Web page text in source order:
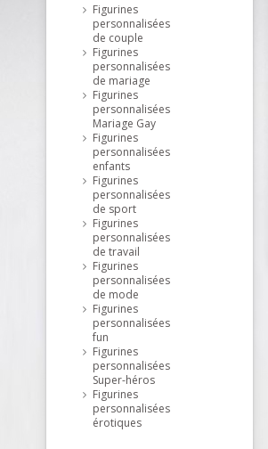
Figurines
personnalisées
de couple
Figurines
personnalisées
de mariage
Figurines
personnalisées
Mariage Gay
Figurines
personnalisées
enfants
Figurines
personnalisées
de sport
Figurines
personnalisées
de travail
Figurines
personnalisées
de mode
Figurines
personnalisées
fun
Figurines
personnalisées
Super-héros
Figurines
personnalisées
érotiques